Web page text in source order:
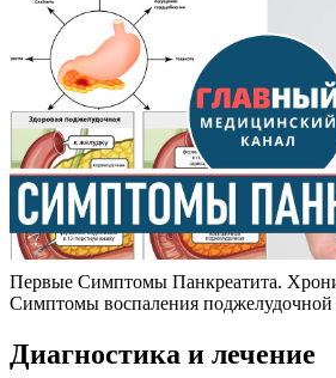
Первые Симптомы Панкреатита.
Симптомы воспаления
Диагностика и лечение